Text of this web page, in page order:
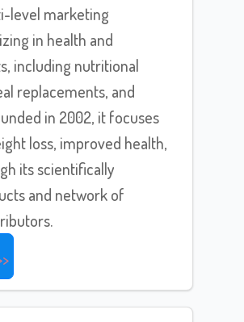
level marketing
in health and
including nutritional
replacements, and
in 2002, it focuses
loss, improved health,
its scientifically
and network of